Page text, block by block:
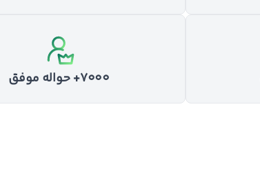
۷۰۰۰+ حواله موفق